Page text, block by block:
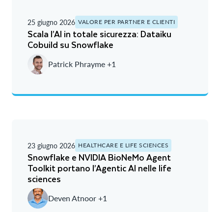
25 giugno 2026 VALORE PER PARTNER E CLIENTI
Scala l’AI in totale sicurezza: Dataiku
Cobuild su Snowflake
Patrick Phrayme +1
23 giugno 2026 HEALTHCARE E LIFE SCIENCES
Snowflake e NVIDIA BioNeMo Agent
Toolkit portano l’Agentic AI nelle life
sciences
Deven Atnoor +1